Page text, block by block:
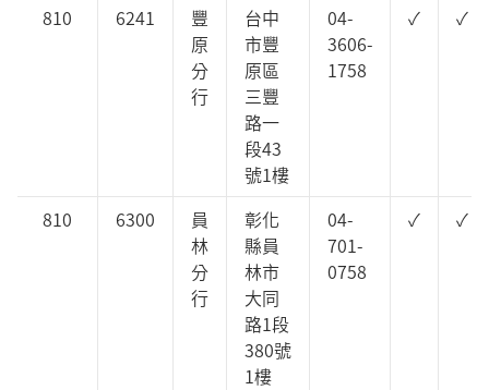
810 6241
豐
原
分
行
台中
市豐
原區
三豐
路一
段43
號1樓
04-
3606-
1758
✓ ✓
810 6300
員
林
分
行
彰化
縣員
林市
大同
路1段
380號
1樓
04-
701-
0758
✓ ✓